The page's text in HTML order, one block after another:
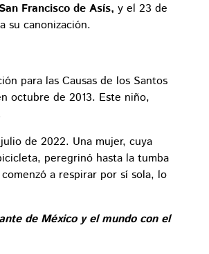
Francisco de Asís, y el 23 de
su canonización.
para las Causas de los Santos
octubre de 2013. Este niño,
de 2022. Una mujer, cuya
peregrinó hasta la tumba
a respirar por sí sola, lo
de México y el mundo con el